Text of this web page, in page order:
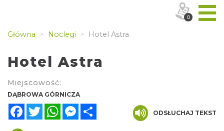
Główna Noclegi Hotel Astra
Hotel Astra
Miejscowość:
DĄBROWA GÓRNICZA
FacebookTwitterWhatsAppMessenger
ODSŁUCHAJ TEKST
0